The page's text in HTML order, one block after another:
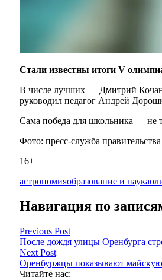
Стали известны итоги V
В числе лучших — Дмитрий
руководил педагог Андрей
Сама победа для школьника — не
Фото: пресс-служба правительства
16+
астрономияобразование и наука
Навигация по
Previous Post
После дождя улицы Оренбурга
Next Post
Оренбуржцы показывают
Читайте нас: